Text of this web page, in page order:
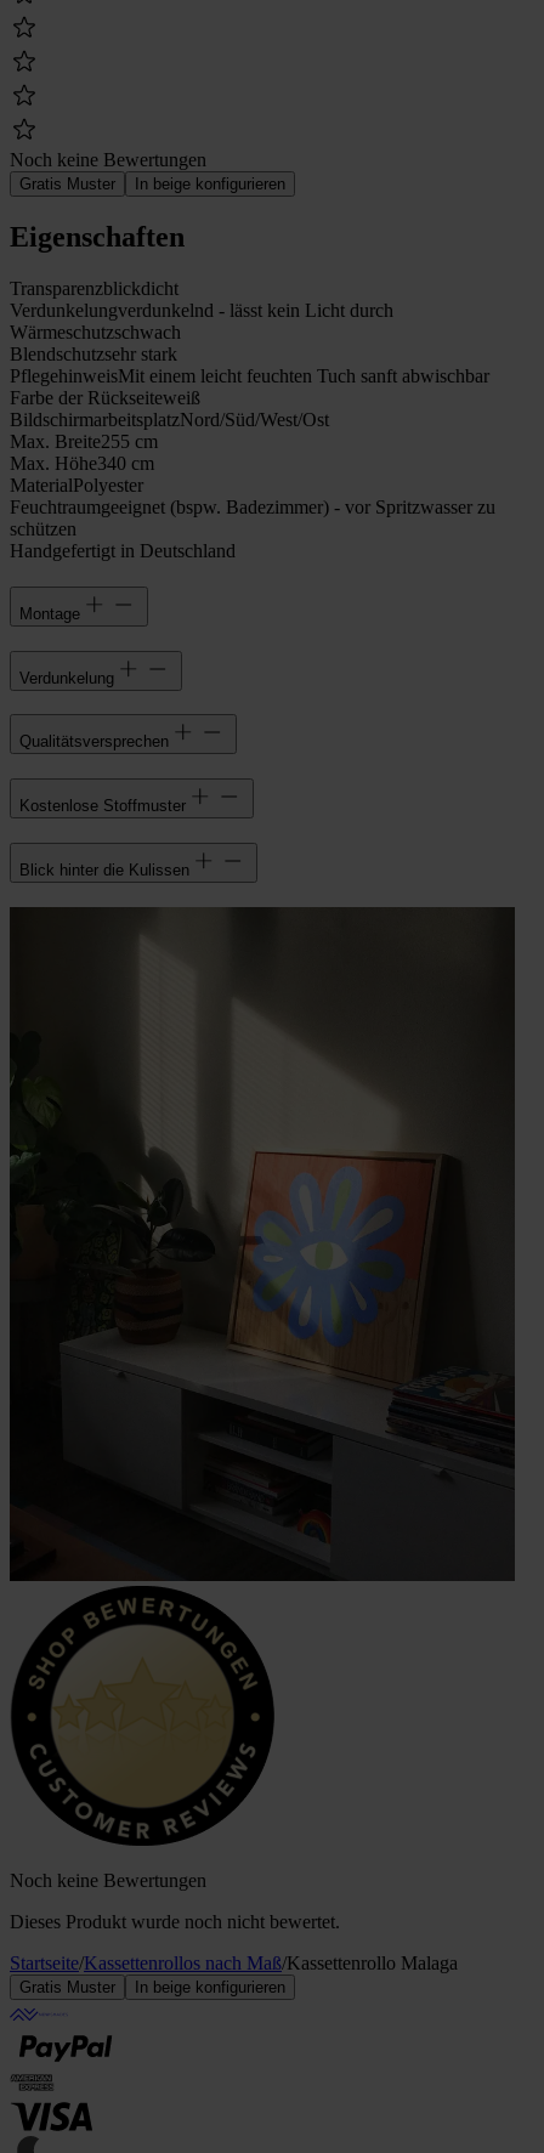
Noch keine Bewertungen
Gratis Muster In beige konfigurieren
Eigenschaften
Transparenzblickdicht
Verdunkelungverdunkelnd - lässt kein Licht durch
Wärmeschutzschwach
Blendschutzsehr stark
PflegehinweisMit einem leicht feuchten Tuch sanft abwischbar
Farbe der Rückseiteweiß
BildschirmarbeitsplatzNord/Süd/West/Ost
Max. Breite255 cm
Max. Höhe340 cm
MaterialPolyester
Feuchtraumgeeignet (bspw. Badezimmer) - vor Spritzwasser zu
schützen
Handgefertigt in Deutschland
Montage
Verdunkelung
Qualitätsversprechen
Kostenlose Stoffmuster
Blick hinter die Kulissen
Noch keine Bewertungen
Dieses Produkt wurde noch nicht bewertet.
Startseite/Kassettenrollos nach Maß/Kassettenrollo Malaga
Gratis Muster In beige konfigurieren